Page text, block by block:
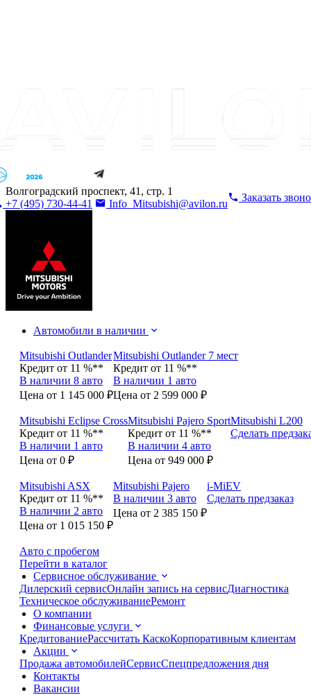
Волгоградский проспект, 41, стр. 1
+7 (495) 730-44-41
Info_Mitsubishi@avilon.ru
Заказать
Автомобили в наличии
Mitsubishi Outlander
Кредит от 11 %**
В наличии 8 авто
Цена от 1 145 000 ₽
Mitsubishi Outlander 7 мест
Кредит от 11 %**
В наличии 1 авто
Цена от 2 599 000 ₽
Mitsubishi Eclipse Cross
Кредит от 11 %**
В наличии 1 авто
Цена от 0 ₽
Mitsubishi Pajero Sport
Кредит от 11 %**
В наличии 4 авто
Цена от 949 000 ₽
Mitsubishi L200
Сделать
Mitsubishi ASX
Кредит от 11 %**
В наличии 2 авто
Цена от 1 015 150 ₽
Mitsubishi Pajero
В наличии 3 авто
Цена от 2 385 150 ₽
i-MiEV
Сделать предзаказ
Авто с пробегом
Перейти в каталог
Сервисное обслуживание
Дилерский сервисОнлайн запись на сервисДиагностика
Техническое обслуживаниеРемонт
О компании
Финансовые услуги
КредитованиеРассчитать КаскоКорпоративным клиентам
Акции
Продажа автомобилейСервисСпецпредложения дня
Контакты
Вакансии